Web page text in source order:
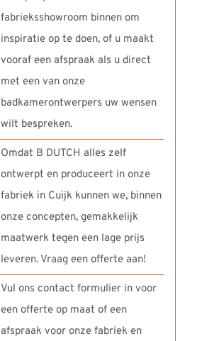
fabrieksshowroom binnen om
inspiratie op te doen, of u maakt
vooraf een afspraak als u direct
met een van onze
badkamerontwerpers uw wensen
wilt bespreken.
Omdat B DUTCH alles zelf
ontwerpt en produceert in onze
fabriek in Cuijk kunnen we, binnen
onze concepten, gemakkelijk
maatwerk tegen een lage prijs
leveren. Vraag een offerte aan!
Vul ons contact formulier in voor
een offerte op maat of een
afspraak voor onze fabriek en